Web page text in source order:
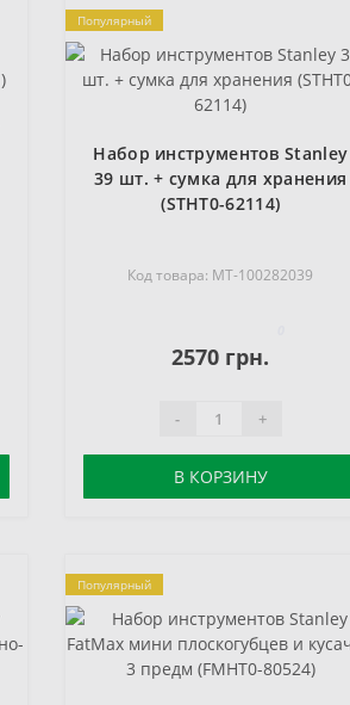
Популярный
Набор инструментов Stanley
39 шт. + сумка для хранения
(STHT0-62114)
Код товара: MT-100282039
2570 грн.
- +
В КОРЗИНУ
Популярный